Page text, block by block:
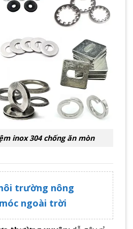
inox 304 chống ăn mòn
trường nông
ngoài trời